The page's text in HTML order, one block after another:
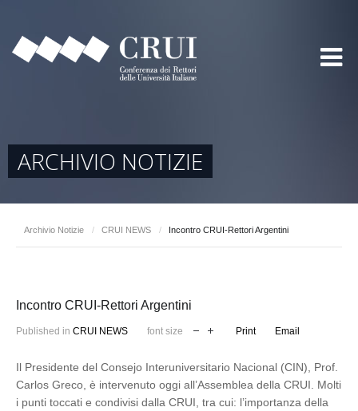
ARCHIVIO NOTIZIE
Archivio Notizie / CRUI NEWS / Incontro CRUI-Rettori Argentini
Incontro CRUI-Rettori Argentini
Published in CRUI NEWS font size Print Email
Il Presidente del Consejo Interuniversitario Nacional (CIN), Prof.
Carlos Greco, è intervenuto oggi all’Assemblea della CRUI. Molti
i punti toccati e condivisi dalla CRUI, tra cui: l’importanza della